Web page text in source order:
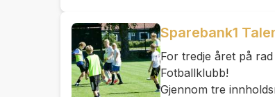
Sparebank1
For tredje året på
Fotballklubb!
Gjennom tre